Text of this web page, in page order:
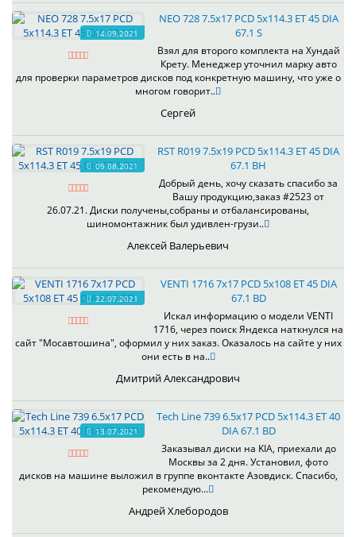
14.09.2021
NEO 728 7.5x17 PCD 5x114.3 ET 45 DIA
67.1 S
Взял для второго комплекта на Хундай
Крету. Менеджер уточнил марку авто
для проверки параметров дисков под конкретную машину, что уже о
многом говорит..
Сергей
09.08.2021
RST R019 7.5x19 PCD 5x114.3 ET 45 DIA
67.1 BH
Добрый день, хочу сказать спасибо за
Вашу продукцию,заказ #2523 от
26.07.21. Диски получены,собраны и отбалансированы,
шиномонтажник был удивлен-грузи..
Алексей Валерьевич
22.07.2021
VENTI 1716 7x17 PCD 5x108 ET 45 DIA
67.1 BD
Искал информацию о модели VENTI
1716, через поиск Яндекса наткнулся на
сайт "Мосавтошина", оформил у них заказ. Оказалось на сайте у них
они есть в на..
Дмитрий Александрович
13.07.2021
Tech Line 739 6.5x17 PCD 5x114.3 ET 40
DIA 67.1 BD
Заказывал диски на KIA, приехали до
Москвы за 2 дня. Установил, фото
дисков на машине выложил в группе вконтакте Азовдиск. Спасибо,
рекомендую...
Андрей Хлебородов